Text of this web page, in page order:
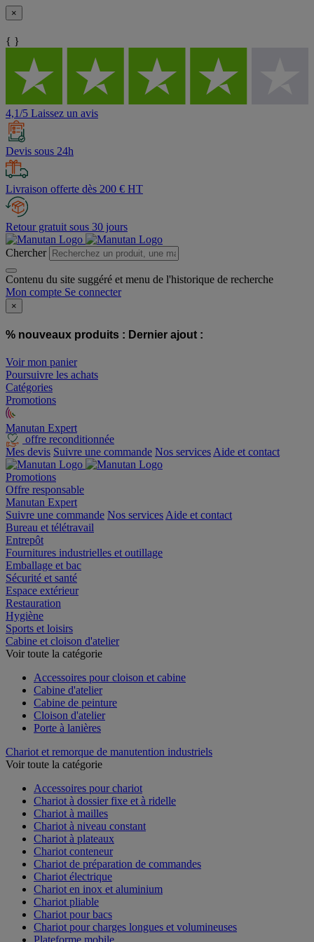
×
{ }
4,1/5 Laissez un avis
Devis sous 24h
Livraison offerte dès 200 € HT
Retour gratuit sous 30 jours
Chercher
Contenu du site suggéré et menu de l'historique de recherche
Mon compte Se connecter
×
% nouveaux produits : Dernier ajout :
Voir mon panier
Poursuivre les achats
Catégories
Promotions
Manutan Expert
offre reconditionnée
Mes devis Suivre une commande Nos services Aide et contact
Promotions
Offre responsable
Manutan Expert
Suivre une commande Nos services Aide et contact
Bureau et télétravail
Entrepôt
Fournitures industrielles et outillage
Emballage et bac
Sécurité et santé
Espace extérieur
Restauration
Hygiène
Sports et loisirs
Cabine et cloison d'atelier
Voir toute la catégorie
Accessoires pour cloison et cabine
Cabine d'atelier
Cabine de peinture
Cloison d'atelier
Porte à lanières
Chariot et remorque de manutention industriels
Voir toute la catégorie
Accessoires pour chariot
Chariot à dossier fixe et à ridelle
Chariot à mailles
Chariot à niveau constant
Chariot à plateaux
Chariot conteneur
Chariot de préparation de commandes
Chariot électrique
Chariot en inox et aluminium
Chariot pliable
Chariot pour bacs
Chariot pour charges longues et volumineuses
Plateforme mobile